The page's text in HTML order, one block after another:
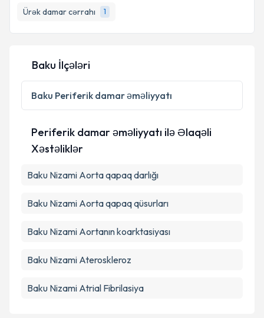
Ürək damar cərrahı
1
məlumatlandırılacaqsınız.
E-poçt Ünvanınız
Şəxsi məlumatlarımın emal edilməsinə dair
Aydınlatma Mətnini oxudum və şəxsi
edilməsinə razılıq verirəm.
Baku İlçələri
Baku Periferik damar əməliyyatı
Periferik damar əməliyyatı ilə Əlaqəli
Xəstəliklər
Baku Nizami Aorta qapaq darlığı
Baku Nizami Aorta qapaq qüsurları
Baku Nizami Aortanın koarktasiyası
Baku Nizami Ateroskleroz
Baku Nizami Atrial Fibrilasiya